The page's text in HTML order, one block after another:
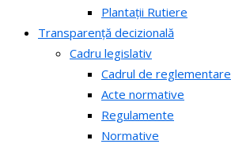
Plantații Rutiere
Transparență decizională
Cadru legislativ
Cadrul de reglementare
Acte normative
Regulamente
Normative